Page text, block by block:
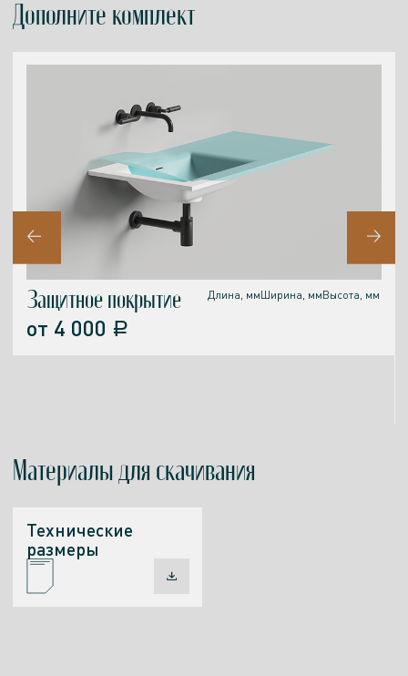
Дополните комплект
Длина, ммШирина, ммВысота, мм
Защитное покрытие
от 4 000 a
Материалы для скачивания
Технические
размеры